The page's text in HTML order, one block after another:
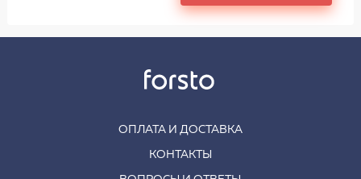
ОПЛАТА И ДОСТАВКА
КОНТАКТЫ